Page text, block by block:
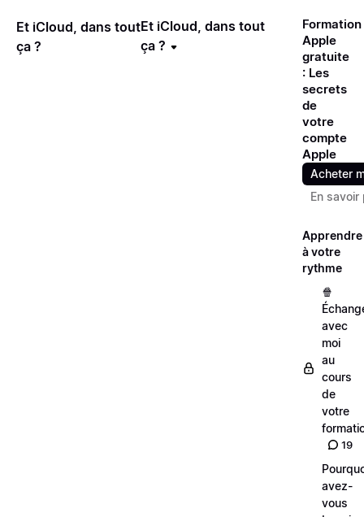
Et iCloud, dans tout
ça ?
Et iCloud, dans tout
ça ?
Formation
Apple
gratuite
: Les
secrets
de
votre
compte
Apple
Acheter
En savoir
Apprendre
à votre
rythme
🍿
avec
moi
au
cours
de
votre
19
avez-
vous